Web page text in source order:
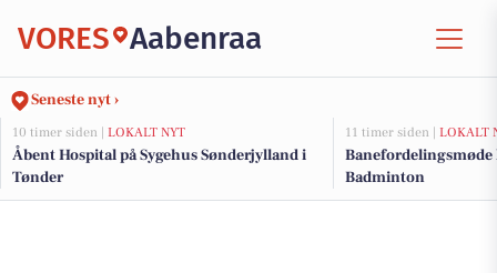
VORES Aabenraa
Seneste nyt ›
10 timer siden | LOKALT NYT
Åbent Hospital på Sygehus Sønderjylland i
Tønder
11 timer siden | LOKALT
Badminton